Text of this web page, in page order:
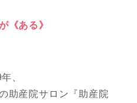
《ある》
、
助産院サロン『助産院